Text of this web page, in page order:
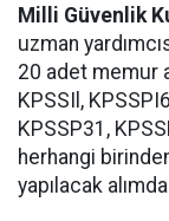
Milli Güvenlik
uzman
20 adet memur
KPSSIl,
KPSSP31,
herhangi
yapılacak